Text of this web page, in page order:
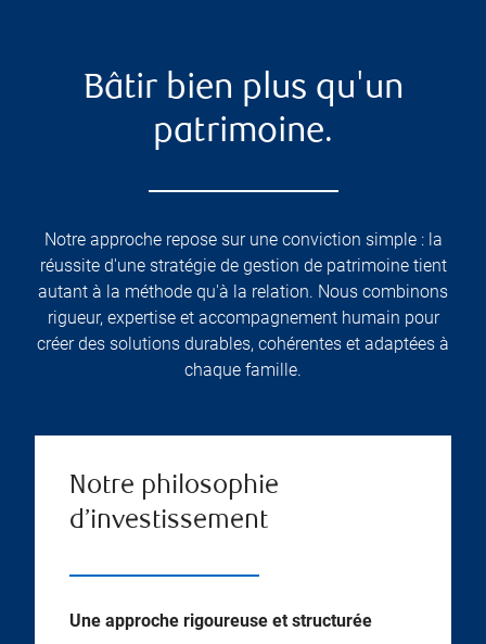
Bâtir bien plus qu'un
patrimoine.
Notre approche repose sur une conviction simple : la
réussite d'une stratégie de gestion de patrimoine tient
autant à la méthode qu'à la relation. Nous combinons
rigueur, expertise et accompagnement humain pour
créer des solutions durables, cohérentes et adaptées à
chaque famille.
Notre philosophie
d’investissement
Une approche rigoureuse et structurée